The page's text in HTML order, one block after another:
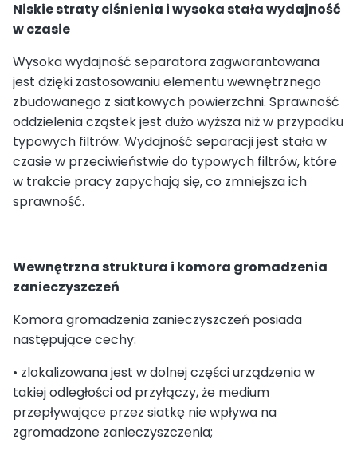
Niskie straty ciśnienia i wysoka stała wydajność
w czasie
Wysoka wydajność separatora zagwarantowana
jest dzięki zastosowaniu elementu wewnętrznego
zbudowanego z siatkowych powierzchni. Sprawność
oddzielenia cząstek jest dużo wyższa niż w przypadku
typowych filtrów. Wydajność separacji jest stała w
czasie w przeciwieństwie do typowych filtrów, które
w trakcie pracy zapychają się, co zmniejsza ich
sprawność.
Wewnętrzna struktura i komora gromadzenia
zanieczyszczeń
Komora gromadzenia zanieczyszczeń posiada
następujące cechy:
• zlokalizowana jest w dolnej części urządzenia w
takiej odległości od przyłączy, że medium
przepływające przez siatkę nie wpływa na
zgromadzone zanieczyszczenia;